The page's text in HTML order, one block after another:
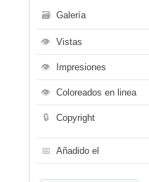
🗃 Galería
👁 Vistas
👁 Impresiones
👁 Coloreados en linea
🔒 Copyright
📅 Añadido el